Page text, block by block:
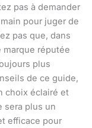
pas à demander
pour juger de
pas que, dans
marque réputée
plus
de ce guide,
choix éclairé et
sera plus un
efficace pour